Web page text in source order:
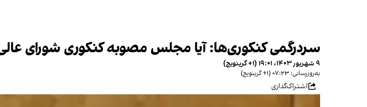
سردرگمی کنکوری‌ها: آیا مجلس مصوبه کنکوری شورای
۹ شهریور ۱۴۰۳، ۱۹:۰۱ (‎+۱ گرینویچ)
به‌روزرسانی: ۰۷:۲۳ (‎+۱ گرینویچ)
اشتراک‌گذاری